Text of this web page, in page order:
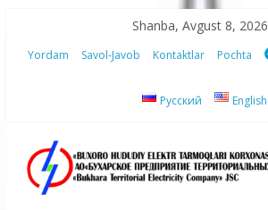
content
Shanba, Avgust 8, 2026
Yordam Savol-Javob Kontaktlar Pochta
Русский English